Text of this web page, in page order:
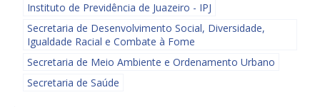
Instituto de Previdência de Juazeiro - IPJ
Secretaria de Desenvolvimento Social, Diversidade,
Igualdade Racial e Combate à Fome
Secretaria de Meio Ambiente e Ordenamento Urbano
Secretaria de Saúde